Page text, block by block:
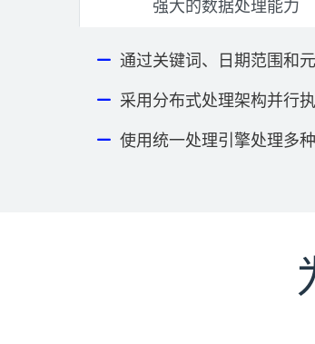
强大的数据处理能力
通过关键词、日期范围和
采用分布式处理架构并行
使用统一处理引擎处理多